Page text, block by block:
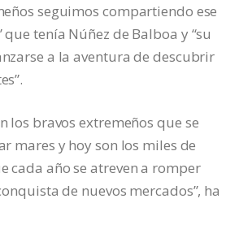
seguimos compartiendo ese
tenía Núñez de Balboa y “su
a la aventura de descubrir
los bravos extremeños que se
mares y hoy son los miles de
cada año se atreven a romper
de nuevos mercados”, ha